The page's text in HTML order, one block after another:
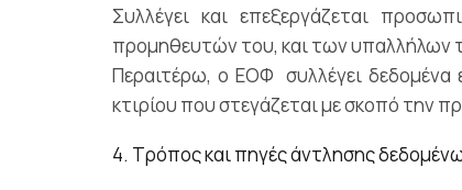
Συλλέγει και επεξεργάζεται
προμηθευτών του, και των υπαλλήλων
Περαιτέρω, ο ΕΟΦ συλλέγει δεδομένα
κτιρίου που στεγάζεται με σκοπό
4. Τρόπος και πηγές άντλησης